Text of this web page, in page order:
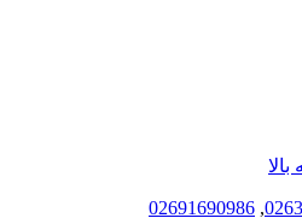
,
02691690986